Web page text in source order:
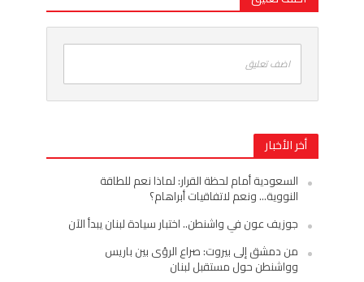
اضف تعليق
أخر الأخبار
السعودية أمام لحظة القرار: لماذا نعم للطاقة
النووية… ونعم لاتفاقيات أبراهام؟
جوزيف عون في واشنطن.. اختبار سيادة لبنان يبدأ الآن
من دمشق إلى بيروت: صراع الرؤى بين باريس
وواشنطن حول مستقبل لبنان